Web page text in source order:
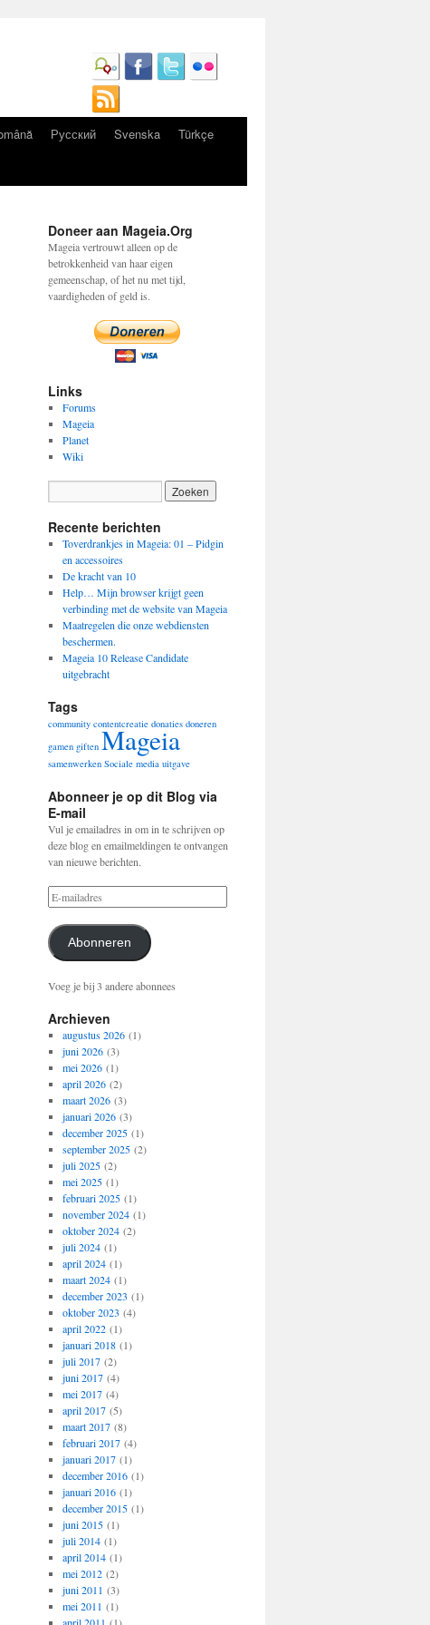
Русский Svenska
Türkçe
Doneer aan Mageia.Org
Mageia vertrouwt alleen op de
betrokkenheid van haar eigen
gemeenschap, of het nu met tijd,
vaardigheden of geld is.
Links
Forums
Mageia
Planet
Wiki
Recente berichten
Toverdrankjes in Mageia: 01 – Pidgin
en accessoires
De kracht van 10
Help… Mijn browser krijgt geen
verbinding met de website van Mageia
Maatregelen die onze webdiensten
beschermen.
Mageia 10 Release Candidate
uitgebracht
Tags
community contentcreatie donaties doneren
gamen giften Mageia
samenwerken Sociale media uitgave
Abonneer je op dit Blog via
E-mail
Vul je emailadres in om in te schrijven op
deze blog en emailmeldingen te ontvangen
van nieuwe berichten.
Abonneren
Voeg je bij 3 andere abonnees
Archieven
augustus 2026(1)
juni 2026(3)
mei 2026(1)
april 2026(2)
maart 2026(3)
januari 2026(3)
december 2025(1)
september 2025(2)
juli 2025(2)
mei 2025(1)
februari 2025(1)
november 2024(1)
oktober 2024(2)
juli 2024(1)
april 2024(1)
maart 2024(1)
december 2023 (1)
oktober 2023 (4)
april 2022(1)
januari 2018(1)
juli 2017(2)
juni 2017(4)
mei 2017(4)
april 2017(5)
maart 2017(8)
februari 2017(4)
januari 2017(1)
december 2016(1)
januari 2016(1)
december 2015(1)
juni 2015(1)
juli 2014(1)
april 2014(1)
mei 2012(2)
juni 2011 (3)
mei 2011 (1)